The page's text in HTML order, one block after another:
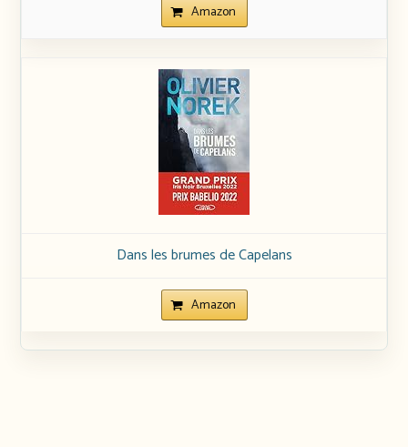
Amazon
Dans les brumes de Capelans
Amazon